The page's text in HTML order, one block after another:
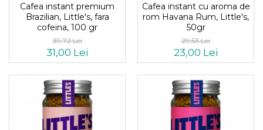
Cafea instant premium
Brazilian, Little's, fara
cofeina, 100 gr
39,72 Lei
31,00 Lei
Cafea instant cu aroma de
rom Havana Rum, Little's,
50gr
29,53 Lei
23,00 Lei